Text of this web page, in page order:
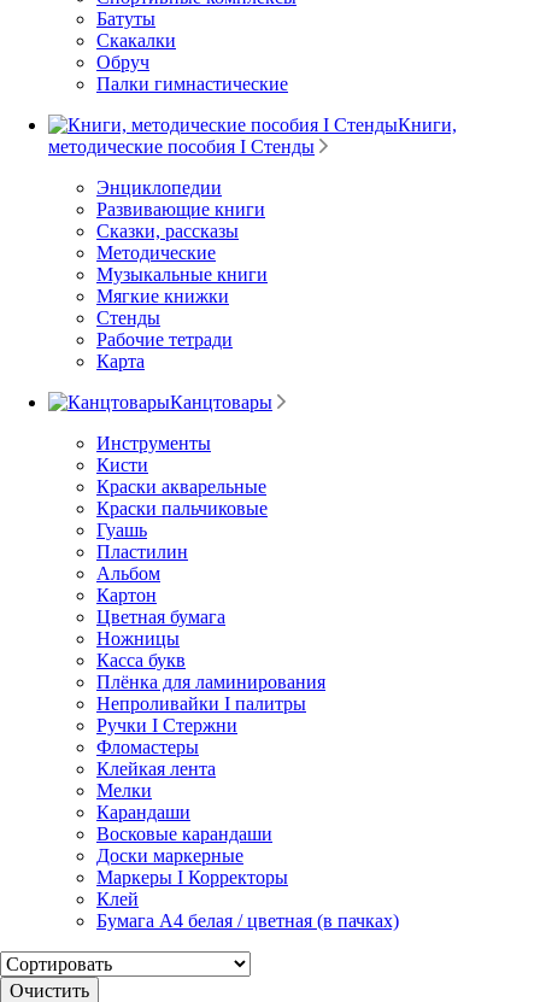
Батуты
Скакалки
Обруч
Палки гимнастические
Книги,
методические пособия I Стенды
Энциклопедии
Развивающие книги
Сказки, рассказы
Методические
Музыкальные книги
Мягкие книжки
Стенды
Рабочие тетради
Карта
Канцтовары
Инструменты
Кисти
Краски акварельные
Краски пальчиковые
Гуашь
Пластилин
Альбом
Картон
Цветная бумага
Ножницы
Касса букв
Плёнка для ламинирования
Непроливайки I палитры
Ручки I Стержни
Фломастеры
Клейкая лента
Мелки
Карандаши
Восковые карандаши
Доски маркерные
Маркеры I Корректоры
Клей
Бумага А4 белая / цветная (в пачках)
Очистить